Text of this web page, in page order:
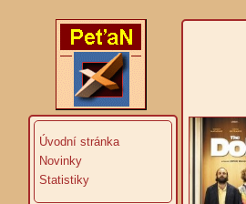
Úvodní stránka
Novinky
Statistiky